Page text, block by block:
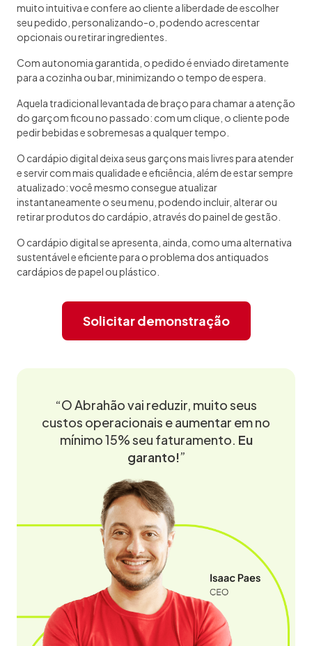
muito intuitiva e confere ao cliente a liberdade de escolher
seu pedido, personalizando-o, podendo acrescentar
opcionais ou retirar ingredientes.
Com autonomia garantida, o pedido é enviado diretamente
para a cozinha ou bar, minimizando o tempo de espera.
Aquela tradicional levantada de braço para chamar a atenção
do garçom ficou no passado: com um clique, o cliente pode
pedir bebidas e sobremesas a qualquer tempo.
O cardápio digital deixa seus garçons mais livres para atender
e servir com mais qualidade e eficiência, além de estar sempre
atualizado: você mesmo consegue atualizar
instantaneamente o seu menu, podendo incluir, alterar ou
retirar produtos do cardápio, através do painel de gestão.
O cardápio digital se apresenta, ainda, como uma alternativa
sustentável e eficiente para o problema dos antiquados
cardápios de papel ou plástico.
Solicitar demonstração
“O Abrahão vai reduzir, muito seus
custos operacionais e aumentar em no
mínimo 15% seu faturamento. Eu
garanto!”